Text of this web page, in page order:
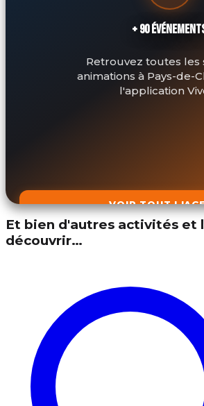
+ 90
Retrouvez toutes les
animations à Pays-de-
l'application
VOIR TOUT
Et bien d'autres activités et
découvrir…